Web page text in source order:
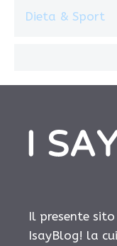
Dieta & Sport
Il presente
IsayBlog! la